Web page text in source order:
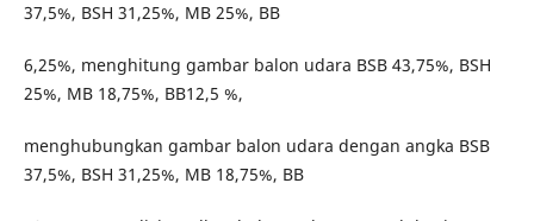
37,5%, BSH 31,25%, MB 25%, BB
6,25%, menghitung gambar balon udara BSB 43,75%, BSH
25%, MB 18,75%, BB12,5 %,
menghubungkan gambar balon udara dengan angka BSB
37,5%, BSH 31,25%, MB 18,75%, BB